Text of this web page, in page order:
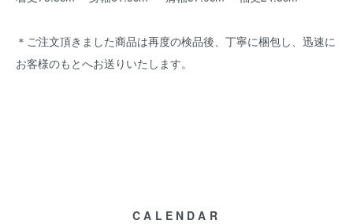
＊ご注文頂きました商品は再度の検品後、丁寧に梱包し、迅速に
お客様のもとへお送りいたします。
CALENDAR